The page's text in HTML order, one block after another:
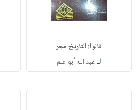
قالوا: التاريخ مجر
لـعبد الله أبو علم